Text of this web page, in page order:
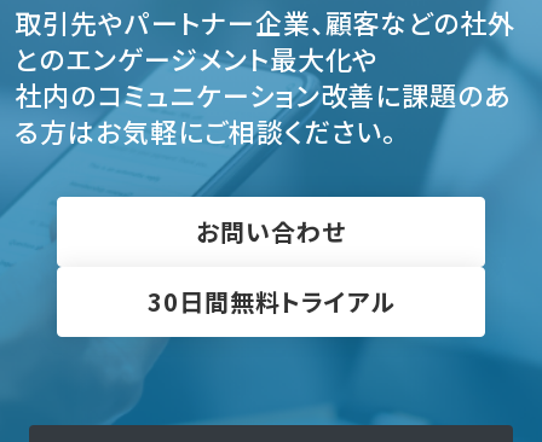
取引先やパートナー企業、顧客などの社外
とのエンゲージメント最大化や
社内のコミュニケーション改善に課題のあ
る方はお気軽にご相談ください。
お問い合わせ
30日間無料トライアル